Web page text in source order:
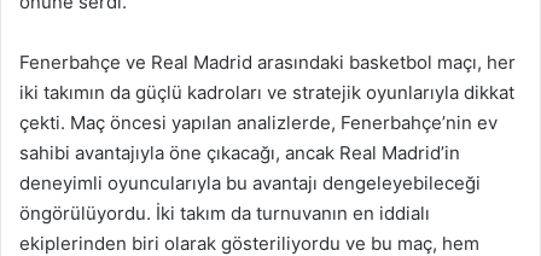
Fenerbahçe ve Real Madrid arasındaki basketbol maçı, her
iki takımın da güçlü kadroları ve stratejik oyunlarıyla dikkat
çekti. Maç öncesi yapılan analizlerde, Fenerbahçe’nin ev
sahibi avantajıyla öne çıkacağı, ancak Real Madrid’in
deneyimli oyuncularıyla bu avantajı dengeleyebileceği
öngörülüyordu. İki takım da turnuvanın en iddialı
ekiplerinden biri olarak gösteriliyordu ve bu maç, hem